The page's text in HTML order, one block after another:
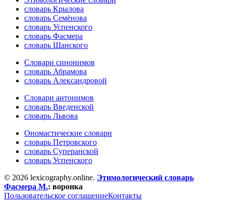
словарь Крылова
словарь Семёнова
словарь Успенского
словарь Фасмера
словарь Шанского
Словари синонимов
словарь Абрамова
словарь Александровой
Словари антонимов
словарь Введенской
словарь Львова
Ономастические словари
словарь Петровского
словарь Суперанской
словарь Успенского
© 2026 lexicography.online. Этимологический словарь
Фасмера М.: воронка
Пользовательское соглашениеКонтакты